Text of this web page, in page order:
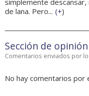
simplemente
de lana. Pero... (+)
Sección de opinión
Comentarios enviados por
No hay comentarios por